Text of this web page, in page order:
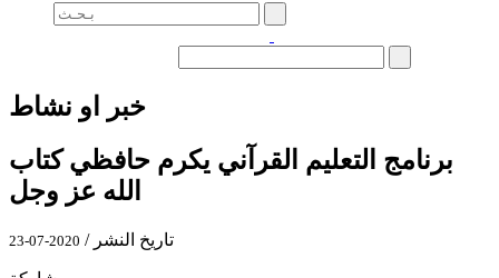
خبر او نشاط
برنامج التعليم القرآني يكرم حافظي كتاب
الله عز وجل
تاريخ النشر / 2020-07-23